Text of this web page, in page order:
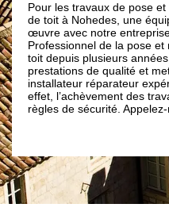
réparation de Velux et fenêtre
de couvreurs zingueurs
Brun renovation.
réparation de velux fenêtre de
nous vous fournissons des
à votre service un
dans tout le 66500. En
se fait dans le respect des
nous dès maintenant !